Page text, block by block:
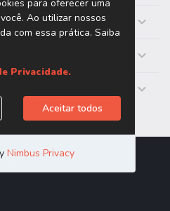
Trabalhe Conosco